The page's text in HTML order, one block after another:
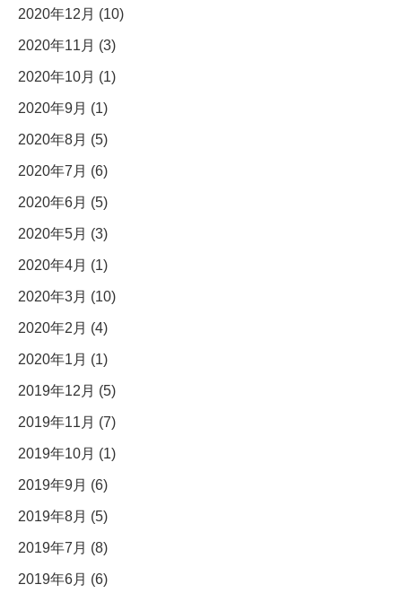
2020年12月 (10)
2020年11月 (3)
2020年10月 (1)
2020年9月 (1)
2020年8月 (5)
2020年7月 (6)
2020年6月 (5)
2020年5月 (3)
2020年4月 (1)
2020年3月 (10)
2020年2月 (4)
2020年1月 (1)
2019年12月 (5)
2019年11月 (7)
2019年10月 (1)
2019年9月 (6)
2019年8月 (5)
2019年7月 (8)
2019年6月 (6)